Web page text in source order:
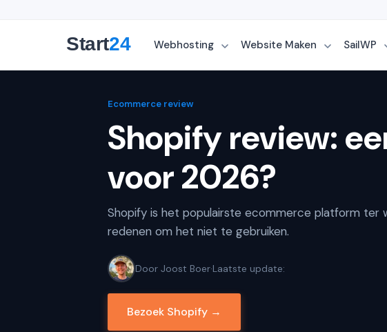
Webhosting Website Maken SailWP
Ecommerce review
Shopify review:
voor 2026?
Shopify is het populairste ecommerce platform ter
redenen om het niet te gebruiken.
Door Joost Boer·Laatste update:
Bezoek Shopify →